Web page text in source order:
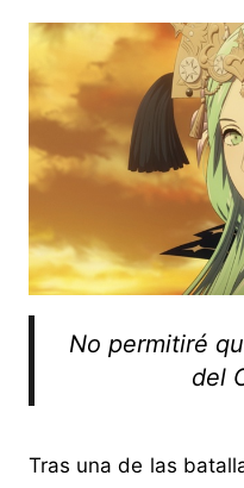
No permitiré
del
Tras una de las